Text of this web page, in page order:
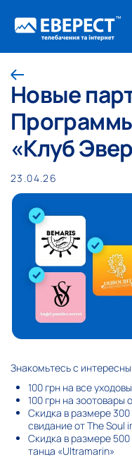
Новые
«Клуб
23.04.26
Знакомьтесь с
100 грн на все
100 грн на зоотовары
Скидка в размере
свидание от The Soul
Скидка в размере
танца «Ultramarin»